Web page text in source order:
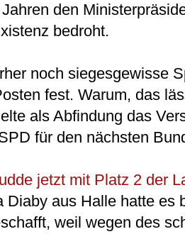
den
bedroht.
noch siegesgewisse
fest. Warum, das
als Abfindung das
für den nächsten
jetzt mit Platz 2 der
Diaby aus Halle hatte es
weil wegen des